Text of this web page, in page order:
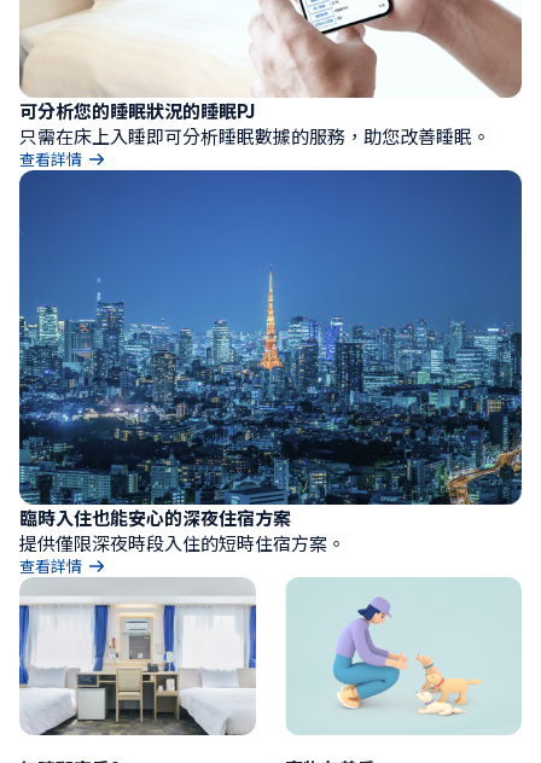
可分析您的睡眠狀況的睡眠PJ
只需在床上入睡即可分析睡眠數據的服務，助您改善睡眠。
查看詳情
臨時入住也能安心的深夜住宿方案
提供僅限深夜時段入住的短時住宿方案。
查看詳情